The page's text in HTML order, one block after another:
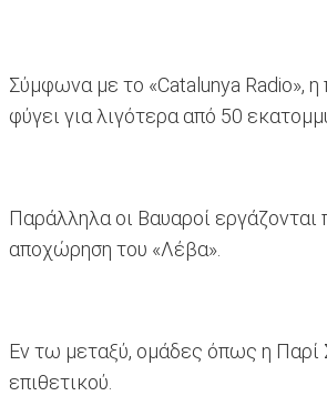
Σύμφωνα με το «Catalunya Radio»,
φύγει για λιγότερα από 50
Παράλληλα οι Βαυαροί
αποχώρηση του «Λέβα».
Εν τω μεταξύ, ομάδες όπως η Παρί
επιθετικού.